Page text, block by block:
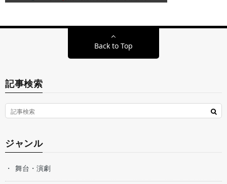
Back to Top
記事検索
ジャンル
舞台・演劇